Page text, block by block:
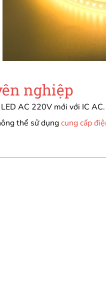
nghiệp
AC 220V mới với IC
thể sử dụngcung cấp